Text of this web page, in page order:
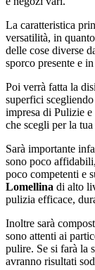
La caratteristica
versatilità, in
delle cose diverse
sporco presente e
Poi verrà fatta la
superfici
impresa di Pulizie
che scegli per la
Sarà importante
sono poco
poco competenti e
Lomellina di alto
pulizia efficace,
Inoltre sarà
sono attenti ai
pulire. Se si farà la
avranno risultati